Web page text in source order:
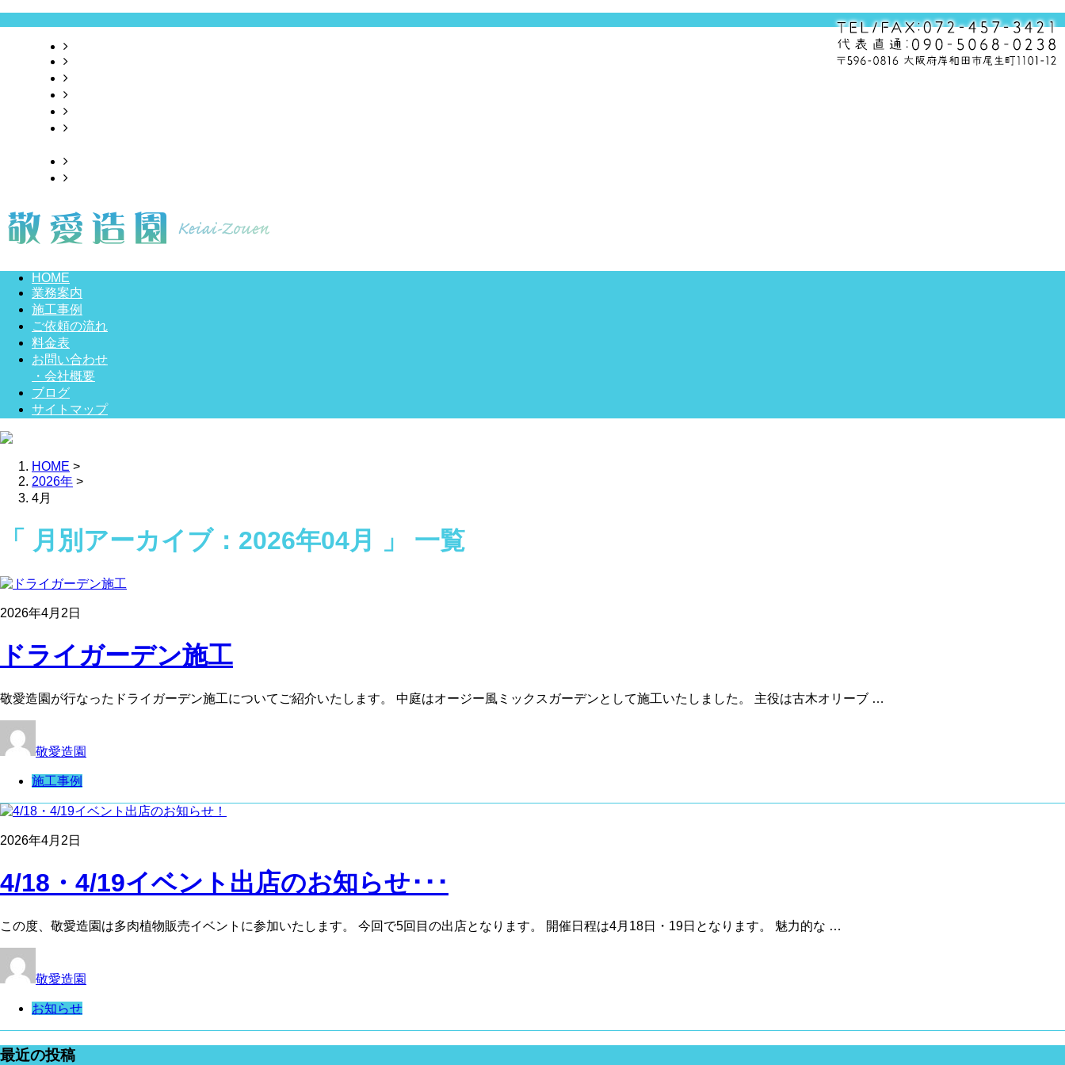
HOME
業務案内
施工事例
ご依頼の流れ
料金表
お問い合わせ
・会社概要
ブログ
サイトマップ
HOME >
2026年 >
4月
「 月別アーカイブ：2026年04月 」 一覧
2026年4月2日
ドライガーデン施工
敬愛造園が行なったドライガーデン施工についてご紹介いたします。 中庭はオージー風ミックスガーデンとして施工いたしました。 主役は古木オリーブ …
敬愛造園
施工事例
2026年4月2日
4/18・4/19イベント出店のお知らせ･･･
この度、敬愛造園は多肉植物販売イベントに参加いたします。 今回で5回目の出店となります。 開催日程は4月18日・19日となります。 魅力的な …
敬愛造園
お知らせ
最近の投稿